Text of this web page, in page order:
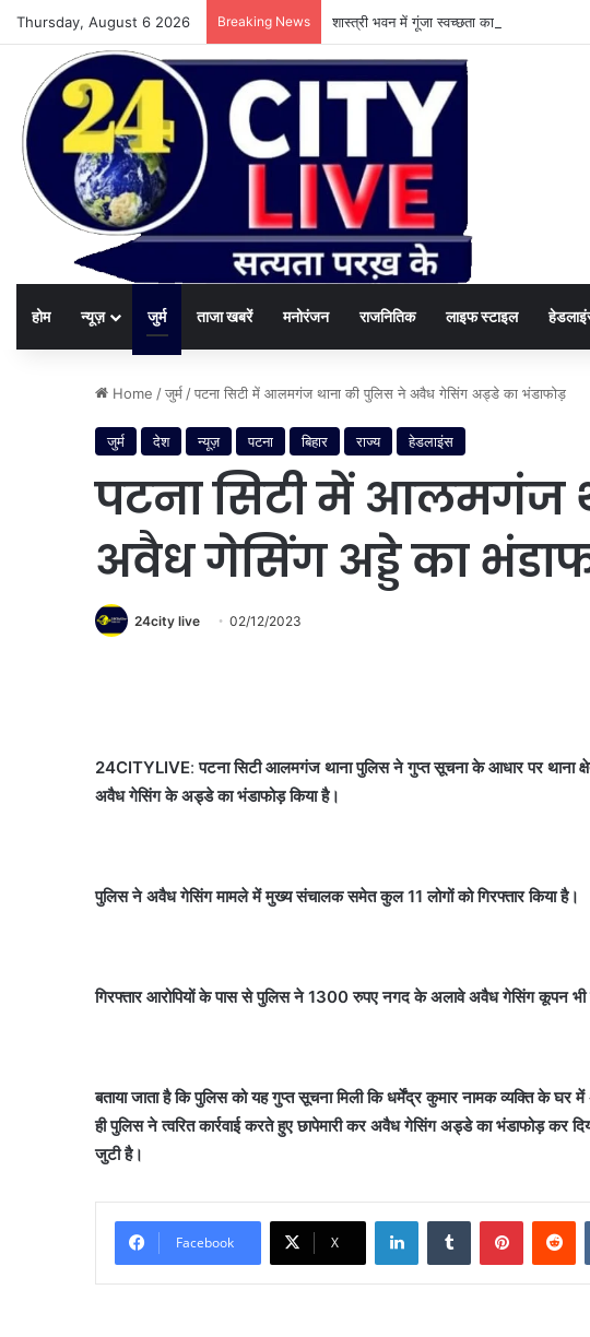
Thursday, August 6 2026 Breaking News शास्त्री भवन में गूंजा स्वच्छता का शंखनाद: नुक्कड़
होम न्यूज़ जुर्म ताजा खबरें मनोरंजन राजनितिक लाइफ स्टाइल
Home /जुर्म/पटना सिटी में आलमगंज थाना की पुलिस ने अवैध गेसिंग अड्डे का भंडाफोड़
जुर्म देश न्यूज़ पटना बिहार राज्य हेडलाइंस
पटना सिटी में आलमगंज
अवैध गेसिंग अड्डे का
24city live 02/12/2023
24CITYLIVE:पटना सिटी आलमगंज थाना पुलिस ने गुप्त सूचना के आधार पर थाना
अवैध गेसिंग के अड्डे का भंडाफोड़ किया है।
पुलिस ने अवैध गेसिंग मामले में मुख्य संचालक समेत कुल 11 लोगों को गिरफ्तार किया है।
गिरफ्तार आरोपियों के पास से पुलिस ने 1300 रुपए नगद के अलावे अवैध गेसिंग कूपन भी
बताया जाता है कि पुलिस को यह गुप्त सूचना मिली कि धर्मेंद्र कुमार नामक व्यक्ति के
ही पुलिस ने त्वरित कार्रवाई करते हुए छापेमारी कर अवैध गेसिंग अड्डे का भंडाफोड़ कर
जुटी है।
Facebook X
LinkedInTumblr Pinterest